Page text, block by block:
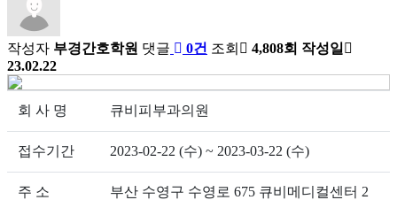
작성자 부경간호학원 댓글 0건 조회 4,808회 작성일
23.02.22
회 사 명 큐비피부과의원
접수기간 2023-02-22 (수) ~ 2023-03-22 (수)
주 소
부산 수영구 수영로 675 큐비메디컬센터 2